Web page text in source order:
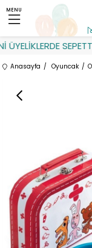
MENU
Anasayfa Oyuncak